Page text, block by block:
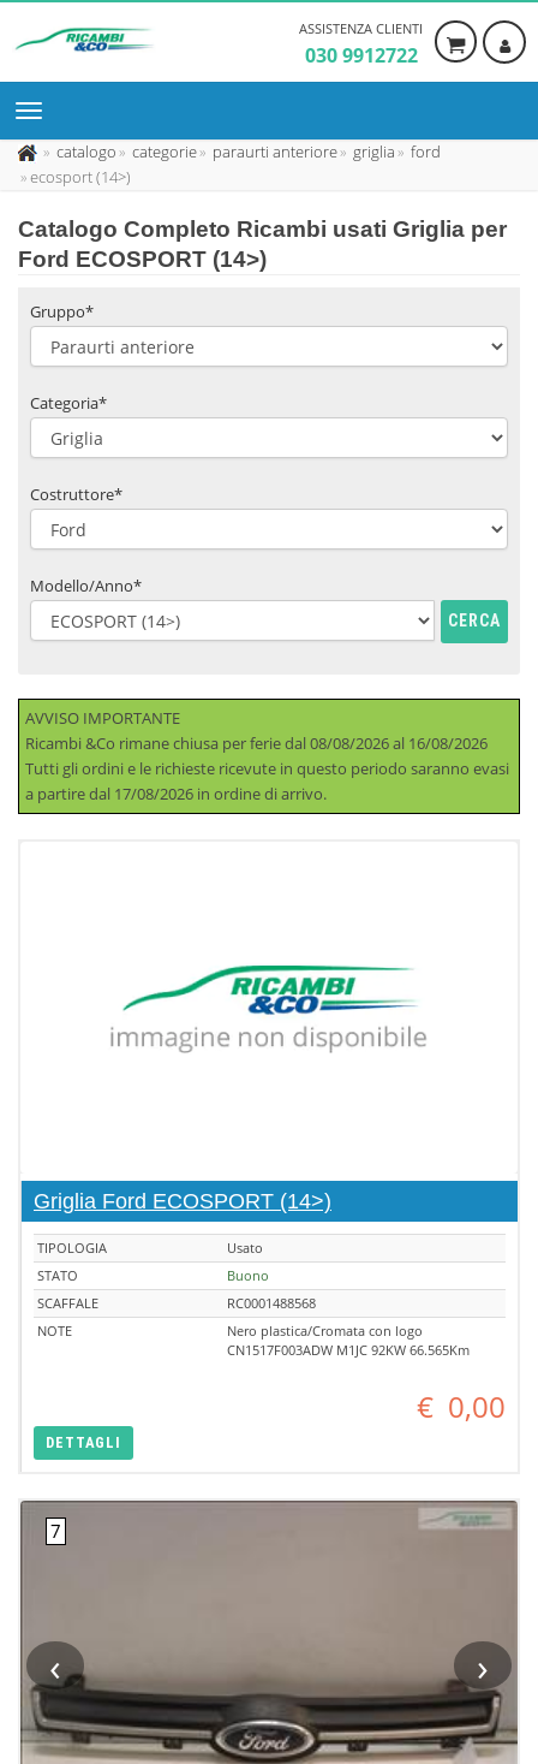
ASSISTENZA CLIENTI
030 9912722
catalogo categorie paraurti anteriore griglia
ford
ecosport (14>)
Catalogo Completo Ricambi usati Griglia per
Ford ECOSPORT (14>)
Gruppo*
Categoria*
Costruttore*
Modello/Anno*
CERCA
AVVISO IMPORTANTE
Ricambi &Co rimane chiusa per ferie dal 08/08/2026 al 16/08/2026
Tutti gli ordini e le richieste ricevute in questo periodo saranno evasi
a partire dal 17/08/2026 in ordine di arrivo.
Griglia Ford ECOSPORT (14>)
TIPOLOGIA
Usato
STATO
Buono
SCAFFALE
RC0001488568
NOTE
Nero plastica/Cromata con logo
CN1517F003ADW M1JC 92KW 66.565Km
€ 0,00
DETTAGLI
‹ ›